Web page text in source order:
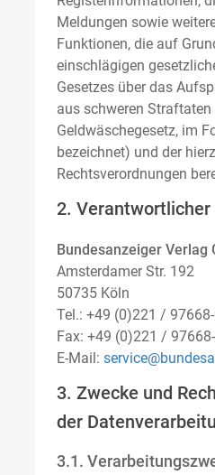
Meldungen sowie
Funktionen, die auf
einschlägigen
Gesetzes über das
aus schweren Straftaten
Geldwäschegesetz, im
bezeichnet) und der
Rechtsverordnungen
2. Verantwortlicher
Bundesanzeiger Verlag
Amsterdamer Str. 192
50735 Köln
Tel.: +49 (0)221 /
Fax: +49 (0)221 /
E-Mail:
3. Zwecke und
der
3.1.